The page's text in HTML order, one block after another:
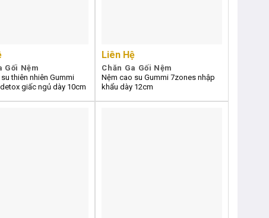
Gối Nệm
thiên nhiên Gummi
giấc ngủ dày 10cm
Chăn Ga Gối Nệm
Nệm cao su Gummi 7zones nhập
khẩu dày 12cm
Liên Hệ